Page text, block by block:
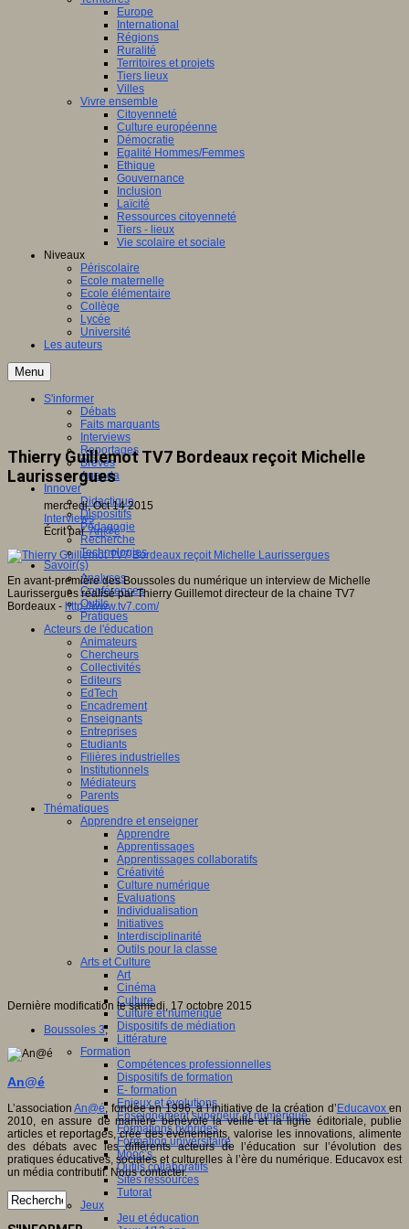
Europe
International
Régions
Ruralité
Territoires et projets
Tiers lieux
Villes
Vivre ensemble
Citoyenneté
Culture européenne
Démocratie
Egalité Hommes/Femmes
Ethique
Gouvernance
Inclusion
Laïcité
Ressources citoyenneté
Tiers - lieux
Vie scolaire et sociale
Niveaux
Périscolaire
Ecole maternelle
Ecole élémentaire
Collège
Lycée
Université
Les auteurs
Menu
S'informer
Débats
Faits marquants
Interviews
Reportages
Brèves
Agenda
Innover
Didactique
Dispositifs
Pédagogie
Recherche
Technologies
Savoir(s)
Analyses
Conférences
Outils
Pratiques
Acteurs de l'éducation
Animateurs
Chercheurs
Collectivités
Editeurs
EdTech
Encadrement
Enseignants
Entreprises
Etudiants
Filières industrielles
Institutionnels
Médiateurs
Parents
Thématiques
Apprendre et enseigner
Apprendre
Apprentissages
Apprentissages collaboratifs
Créativité
Culture numérique
Evaluations
Individualisation
Initiatives
Interdisciplinarité
Outils pour la classe
Arts et Culture
Art
Cinéma
Culture
Culture et numérique
Dispositifs de médiation
Littérature
Formation
Compétences professionnelles
Dispositifs de formation
E- formation
Enjeux et évolutions
Enseignement supérieur et numérique
Formations hybrides
Formation universitaire
Mooc’s
Outils collaboratifs
Sites ressources
Tutorat
Jeux
Jeu et éducation
Thierry Guillemot TV7 Bordeaux reçoit Michelle
Laurissergues
mercredi, Oct 14 2015
Interviews
Écrit parAn@é
En avant-première des Boussoles du numérique un interview de Michelle
Laurissergues réalisé par Thierry Guillemot directeur de la chaine TV7
Bordeaux - http://www.tv7.com/
Dernière modification le samedi, 17 octobre 2015
Boussoles 3,
An@é
L’associationAn@é, fondée en 1996, à l’initiative de la création d’ Educavoxen
2010, en assure de manière bénévole la veille et la ligne éditoriale, publie
articles et reportages, crée des événements, valorise les innovations, alimente
des débats avec les différents acteurs de l’éducation sur l’évolution des
pratiques éducatives, sociales et culturelles à l’ère du numérique. Educavox est
un média contributif. Nous contacter.